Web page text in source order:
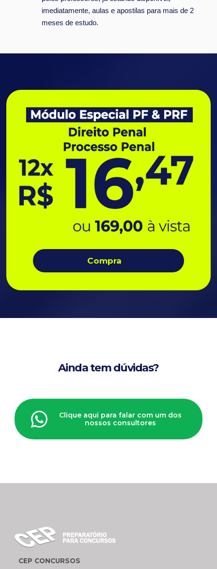
imediatamente, aulas e apostilas para mais de 2
meses de estudo.
Compra
Ainda tem dúvidas?
Clique aqui para falar com um dos
nossos consultores
CEP CONCURSOS